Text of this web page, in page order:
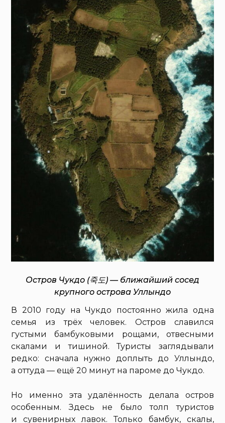
Остров Чукдо (죽도) — ближайший сосед
крупного острова Уллындо
В 2010 году на Чукдо постоянно жила одна
семья из трёх человек. Остров славился
густыми бамбуковыми рощами, отвесными
скалами и тишиной. Туристы заглядывали
редко: сначала нужно доплыть до Уллындо,
а оттуда — ещё 20 минут на пароме до Чукдо.
Но именно эта удалённость делала остров
особенным. Здесь не было толп туристов
и сувенирных лавок. Только бамбук, скалы,